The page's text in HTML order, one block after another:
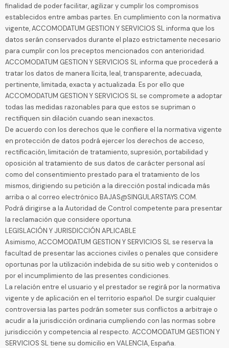
finalidad de poder facilitar, agilizar y cumplir los compromisos
establecidos entre ambas partes. En cumplimiento con la normativa
vigente, ACCOMODATUM GESTION Y SERVICIOS SL informa que los
datos serán conservados durante el plazo estrictamente necesario
para cumplir con los preceptos mencionados con anterioridad.
ACCOMODATUM GESTION Y SERVICIOS SL informa que procederá a
tratar los datos de manera lícita, leal, transparente, adecuada,
pertinente, limitada, exacta y actualizada. Es por ello que
ACCOMODATUM GESTION Y SERVICIOS SL se compromete a adoptar
todas las medidas razonables para que estos se supriman o
rectifiquen sin dilación cuando sean inexactos.
De acuerdo con los derechos que le confiere el la normativa vigente
en protección de datos podrá ejercer los derechos de acceso,
rectificación, limitación de tratamiento, supresión, portabilidad y
oposición al tratamiento de sus datos de carácter personal así
como del consentimiento prestado para el tratamiento de los
mismos, dirigiendo su petición a la dirección postal indicada más
arriba o al correo electrónico BAJAS@SINGULARSTAYS.COM.
Podrá dirigirse a la Autoridad de Control competente para presentar
la reclamación que considere oportuna.
LEGISLACIÓN Y JURISDICCIÓN APLICABLE
Asimismo, ACCOMODATUM GESTION Y SERVICIOS SL se reserva la
facultad de presentar las acciones civiles o penales que considere
oportunas por la utilización indebida de su sitio web y contenidos o
por el incumplimiento de las presentes condiciones.
La relación entre el usuario y el prestador se regirá por la normativa
vigente y de aplicación en el territorio español. De surgir cualquier
controversia las partes podrán someter sus conflictos a arbitraje o
acudir a la jurisdicción ordinaria cumpliendo con las normas sobre
jurisdicción y competencia al respecto. ACCOMODATUM GESTION Y
SERVICIOS SL tiene su domicilio en VALENCIA, España.